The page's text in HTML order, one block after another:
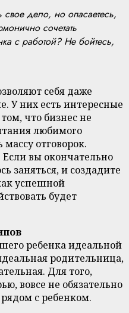
свое дело, но опасаетесь,
сочетать
с работой? Не бойтесь,
себя даже
У них есть интересные
что бизнес не
любимого
отговорок.
вы окончательно
заняться, и создадите
успешной
будет
ребенка идеальной
родительница,
Для того,
вовсе не обязательно
с ребенком.